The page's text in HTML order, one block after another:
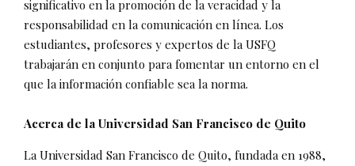
significativo en la promoción de la veracidad y la
responsabilidad en la comunicación en línea. Los
estudiantes, profesores y expertos de la USFQ
trabajarán en conjunto para fomentar un entorno en el
que la información confiable sea la norma.
Acerca de la Universidad San Francisco de Quito
La Universidad San Francisco de Quito, fundada en 1988,